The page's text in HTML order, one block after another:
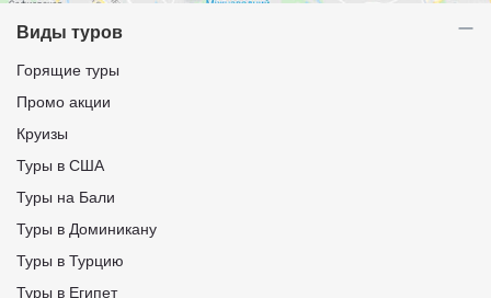
Виды туров
Горящие туры
Промо акции
Круизы
Туры в США
Туры на Бали
Туры в Доминикану
Туры в Турцию
Туры в Египет